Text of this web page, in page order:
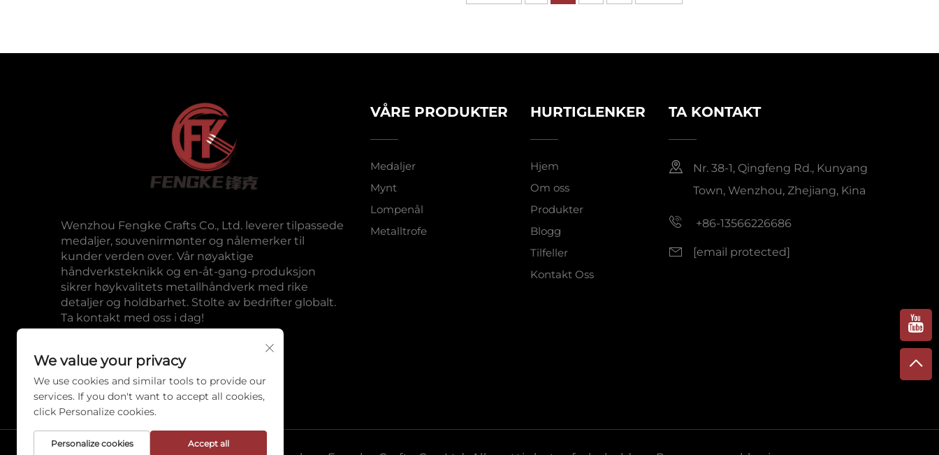
Wenzhou Fengke Crafts Co., Ltd. leverer tilpassede
medaljer, souvenirmønter og nålemerker til
kunder verden over. Vår nøyaktige
håndverksteknikk og en-åt-gang-produksjon
sikrer høykvalitets metallhåndverk med rike
detaljer og holdbarhet. Stolte av bedrifter globalt.
Ta kontakt med oss i dag!
VÅRE PRODUKTER
Medaljer
Mynt
Lompenål
Metalltrofe
HURTIGLENKER
Hjem
Om oss
Produkter
Blogg
Tilfeller
Kontakt Oss
TA KONTAKT
Nr. 38-1, Qingfeng Rd., Kunyang
Town, Wenzhou, Zhejiang, Kina
+86-13566226686
[email protected]
We value your privacy
We use cookies and similar tools to provide our
services. If you don't want to accept all cookies,
click Personalize cookies.
Personalize cookies Accept all